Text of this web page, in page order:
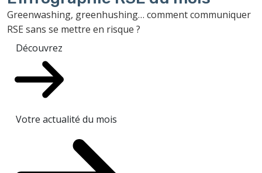
Greenwashing, greenhushing… comment communiquer
RSE sans se mettre en risque ?
Découvrez
Votre actualité du mois